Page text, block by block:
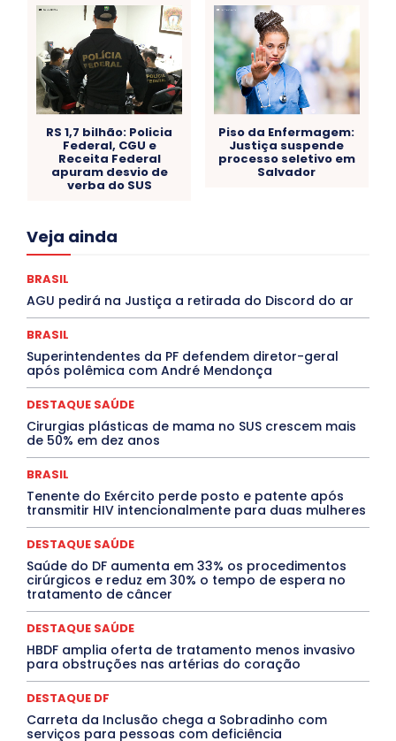
RS 1,7 bilhão: Policia
Federal, CGU e
Receita Federal
apuram desvio de
verba do SUS
Piso da Enfermagem:
Justiça suspende
processo seletivo em
Salvador
Veja ainda
Acre
Congressuanas & Esplanadumas
Covid-19
Crônica Política Crônicas
CULTURA
Cultura e Tal
DANÇA Dengue
Denuncia
DESTAQUE BRASIL
DESTAQUE DF
DESTAQUE SAÚDE
DESTAQUES OUTROS
DISTRITO FEDERAL
EDUCAÇÃO
ELEIÇÕES
EMPREGO E OPORTUNIDADES
Especial
Espírito Santo ESPORTE
ESTÁGIO
EVENTOS
Febre Oropouche
Goiás
INTELIGÊNCIA ARTIFICIAL
INTERNACIONAL
MEIO AMBIENTE
MÚSICA
O Plantonista Opinião Oropouche
Paraíba
Paraná Pernambuco Piauí
POLÍTICA
PROCESSO SELETIVO
PUBLIEDITORIAL
QUALIFICAÇÃO PROFISSIONAL
Rio de Janeiro
Rio Grande do Sul
Roraima
Santa Catarina
São Paulo SARAMPO
SAÚDE
Saúde Agora
TÁ FROID?
TEATRO TECNOLOGIA
TIC TAC
Mais
BRASIL
AGU pedirá na Justiça a retirada do Discord do ar
BRASIL
Superintendentes da PF defendem diretor-geral
após polêmica com André Mendonça
DESTAQUE SAÚDE
Cirurgias plásticas de mama no SUS crescem mais
de 50% em dez anos
BRASIL
Tenente do Exército perde posto e patente após
transmitir HIV intencionalmente para duas mulheres
DESTAQUE SAÚDE
Saúde do DF aumenta em 33% os procedimentos
cirúrgicos e reduz em 30% o tempo de espera no
tratamento de câncer
DESTAQUE SAÚDE
HBDF amplia oferta de tratamento menos invasivo
para obstruções nas artérias do coração
DESTAQUE DF
Carreta da Inclusão chega a Sobradinho com
serviços para pessoas com deficiência